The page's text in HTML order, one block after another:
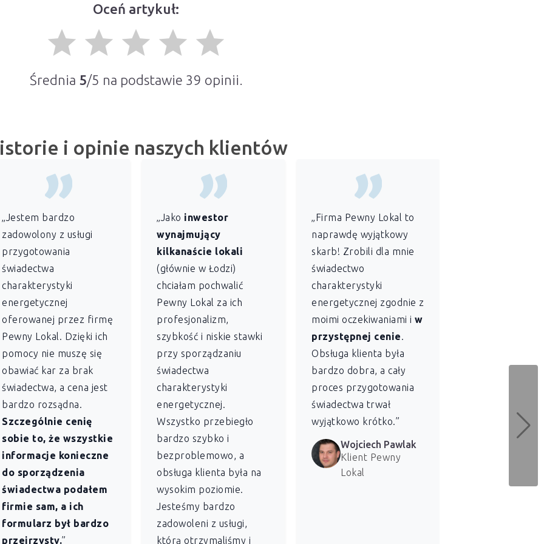
Oceń artykuł:
grade grade grade grade grade
Średnia 5/5 na podstawie 39 opinii.
i opinie naszych klientów
„Jestem bardzo
zadowolony z usługi
przygotowania
świadectwa
charakterystyki
energetycznej
oferowanej przez firmę
Pewny Lokal. Dzięki ich
pomocy nie muszę się
obawiać kar za brak
świadectwa, a cena jest
bardzo rozsądna.
Szczególnie cenię
sobie to, że wszystkie
informacje konieczne
do sporządzenia
świadectwa podałem
firmie sam, a ich
formularz był bardzo
przejrzysty.”
„Jako inwestor
wynajmujący
kilkanaście lokali
(głównie w Łodzi)
chciałam pochwalić
Pewny Lokal za ich
profesjonalizm,
szybkość i niskie stawki
przy sporządzaniu
świadectwa
charakterystyki
energetycznej.
Wszystko przebiegło
bardzo szybko i
bezproblemowo, a
obsługa klienta była na
wysokim poziomie.
Jesteśmy bardzo
zadowoleni z usługi,
którą otrzymaliśmy i
„Firma Pewny Lokal to
naprawdę wyjątkowy
skarb! Zrobili dla mnie
świadectwo
charakterystyki
energetycznej zgodnie z
moimi oczekiwaniami i w
przystępnej cenie.
Obsługa klienta była
bardzo dobra, a cały
proces przygotowania
świadectwa trwał
wyjątkowo krótko.”
Wojciech Pawlak
Klient Pewny
Lokal